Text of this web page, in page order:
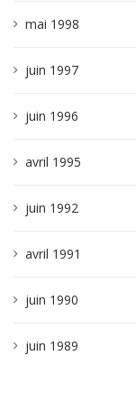
mai 1998
juin 1997
juin 1996
avril 1995
juin 1992
avril 1991
juin 1990
juin 1989